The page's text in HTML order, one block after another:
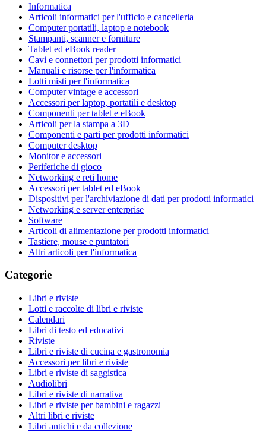
Informatica
Articoli informatici per l'ufficio e cancelleria
Computer portatili, laptop e notebook
Stampanti, scanner e forniture
Tablet ed eBook reader
Cavi e connettori per prodotti informatici
Manuali e risorse per l'informatica
Lotti misti per l'informatica
Computer vintage e accessori
Accessori per laptop, portatili e desktop
Componenti per tablet e eBook
Articoli per la stampa a 3D
Componenti e parti per prodotti informatici
Computer desktop
Monitor e accessori
Periferiche di gioco
Networking e reti home
Accessori per tablet ed eBook
Dispositivi per l'archiviazione di dati per prodotti informatici
Networking e server enterprise
Software
Articoli di alimentazione per prodotti informatici
Tastiere, mouse e puntatori
Altri articoli per l'informatica
Categorie
Libri e riviste
Lotti e raccolte di libri e riviste
Calendari
Libri di testo ed educativi
Riviste
Libri e riviste di cucina e gastronomia
Accessori per libri e riviste
Libri e riviste di saggistica
Audiolibri
Libri e riviste di narrativa
Libri e riviste per bambini e ragazzi
Altri libri e riviste
Libri antichi e da collezione